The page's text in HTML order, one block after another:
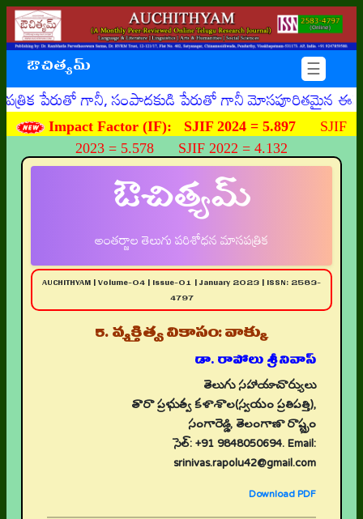
ఔచిత్యమ్ ☰
గానీ, సంపాదకుడి పేరుతో గానీ మోసపూరితమైన ఈమెయిళ్ళు,
Impact Factor (IF): SJIF 2024 = 5.897 SJIF
2023 = 5.578 SJIF 2022 = 4.132
ఔచిత్యమ్
అంతర్జాల తెలుగు పరిశోధన మాసపత్రిక
AUCHITHYAM | Volume-04 | Issue-01 | January 2023 | ISSN: 2583-
4797
5. వ్యక్తిత్వ వికాసం: వాక్కు
డా. రాపోలు శ్రీనివాస్‌
తెలుగు సహాయాచార్యులు
తారా ప్రభుత్వ కళాశాల(స్వయం ప్రతిపత్తి),
సంగారెడ్డి, తెలంగాణా రాష్ట్రం
సెల్: +91 9848050694. Email:
srinivas.rapolu42@gmail.com
Download PDF